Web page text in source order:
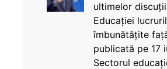
ultimelor
Educației
îmbunătățite
publicată pe 17
Sectorul